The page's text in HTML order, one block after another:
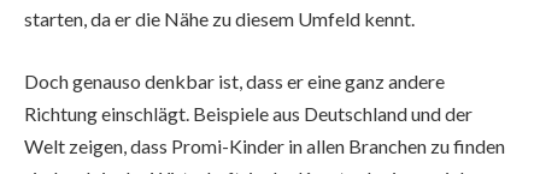
starten, da er die Nähe zu diesem Umfeld kennt.
Doch genauso denkbar ist, dass er eine ganz andere
Richtung einschlägt. Beispiele aus Deutschland und der
Welt zeigen, dass Promi-Kinder in allen Branchen zu finden